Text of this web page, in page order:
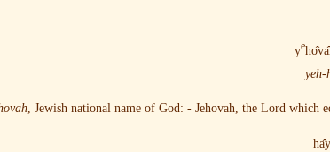
yehova
yeh-
, Jewish national name of God: - Jehovah, the Lord which
ha